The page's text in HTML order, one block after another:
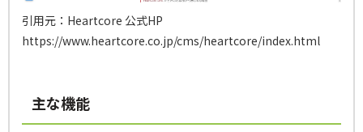
引用元：Heartcore 公式HP
https://www.heartcore.co.jp/cms/heartcore/index.html
主な機能